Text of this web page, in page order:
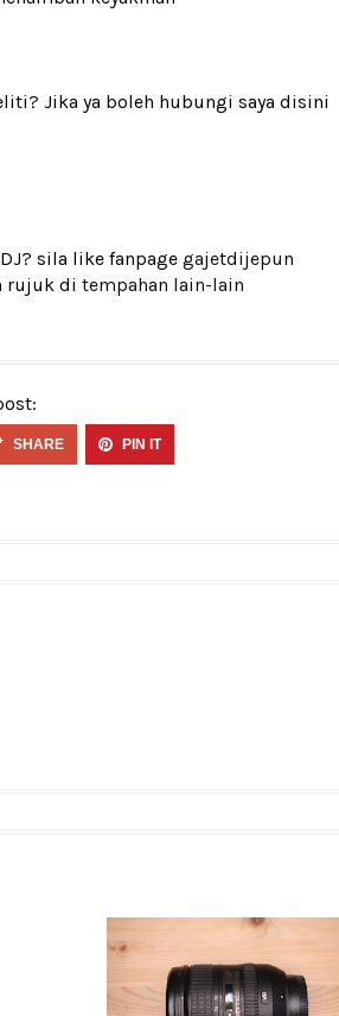
Jika ya boleh hubungi saya disini
sila like fanpage gajetdijepun
rujuk di tempahan lain-lain
SHARE PIN IT